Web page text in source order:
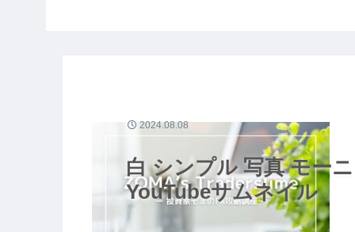
白 シンプル 写真 モー
YouTubeサムネイル
2024.08.08